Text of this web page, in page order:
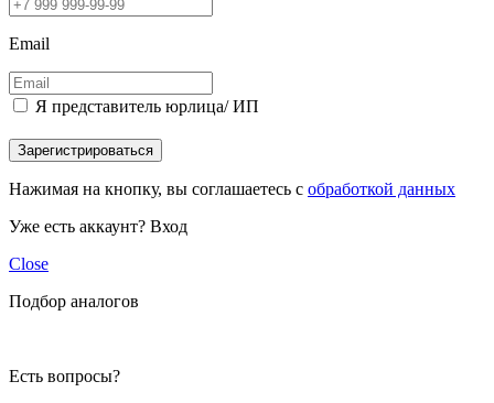
Email
Я представитель юрлица/ ИП
Зарегистрироваться
Нажимая на кнопку, вы соглашаетесь с обработкой данных
Уже есть аккаунт? Вход
Close
Подбор аналогов
Есть вопросы?